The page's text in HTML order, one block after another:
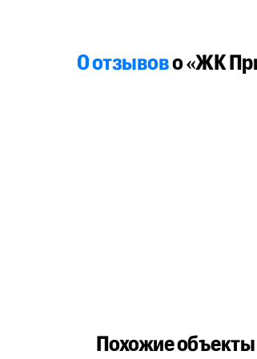
0 отзывово «ЖК
Похожие объекты